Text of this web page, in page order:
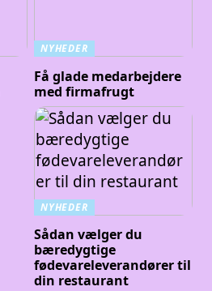
NYHEDER
Få glade medarbejdere
med firmafrugt
NYHEDER
Sådan vælger du
bæredygtige
fødevareleverandører til
din restaurant